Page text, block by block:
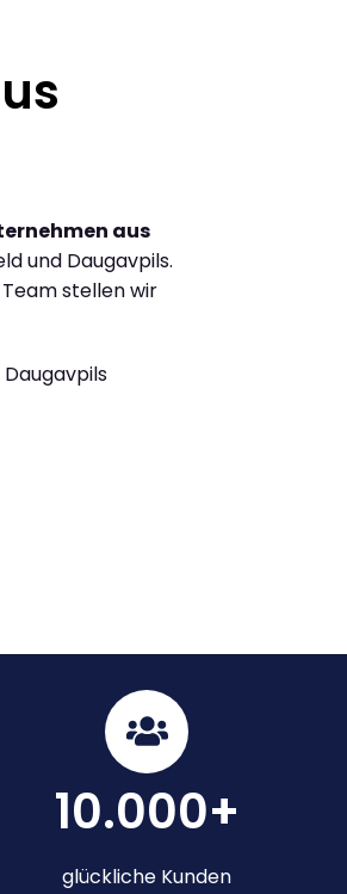
aus
und Daugavpils.
stellen wir
10.000+
glückliche Kunden